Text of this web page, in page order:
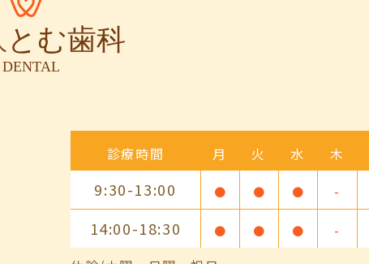
診療時間 月 火 水 木
9:30-13:00 ● ● ● -
14:00-18:30 ● ● ● -